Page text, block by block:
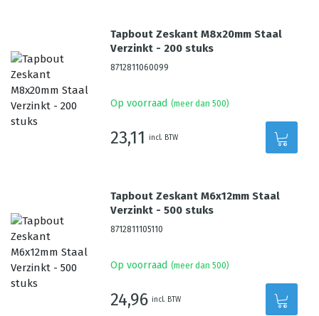
Tapbout Zeskant M8x20mm Staal
Verzinkt - 200 stuks
8712811060099
Op voorraad (meer dan 500)
23,11 incl. BTW
Tapbout Zeskant M6x12mm Staal
Verzinkt - 500 stuks
8712811105110
Op voorraad (meer dan 500)
24,96 incl. BTW